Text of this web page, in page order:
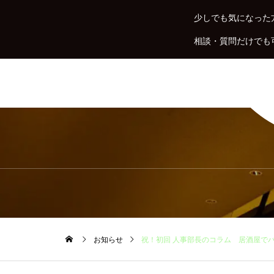
少しでも気になった
相談・質問だけでも
お知らせ 祝！初回 人事部長のコラム 居酒屋で